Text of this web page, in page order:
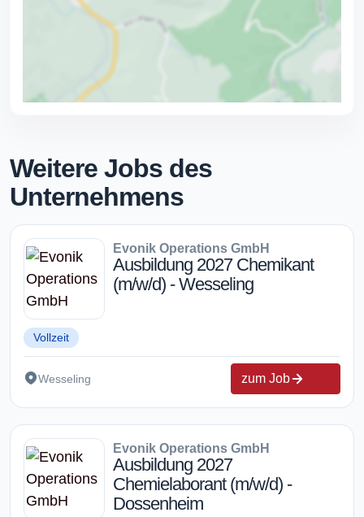
Weitere Jobs des
Unternehmens
Evonik Operations GmbH
Ausbildung 2027 Chemikant
(m/w/d) - Wesseling
Vollzeit
Wesseling zum Job
Evonik Operations GmbH
Ausbildung 2027
Chemielaborant (m/w/d) -
Dossenheim